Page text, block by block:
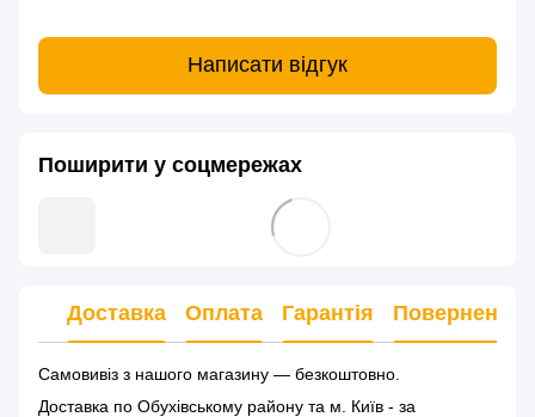
Написати відгук
Поширити у соцмережах
Доставка Оплата Гарантія Повернення
Самовивіз з нашого магазину — безкоштовно.
Доставка по Обухівському району та м. Київ - за